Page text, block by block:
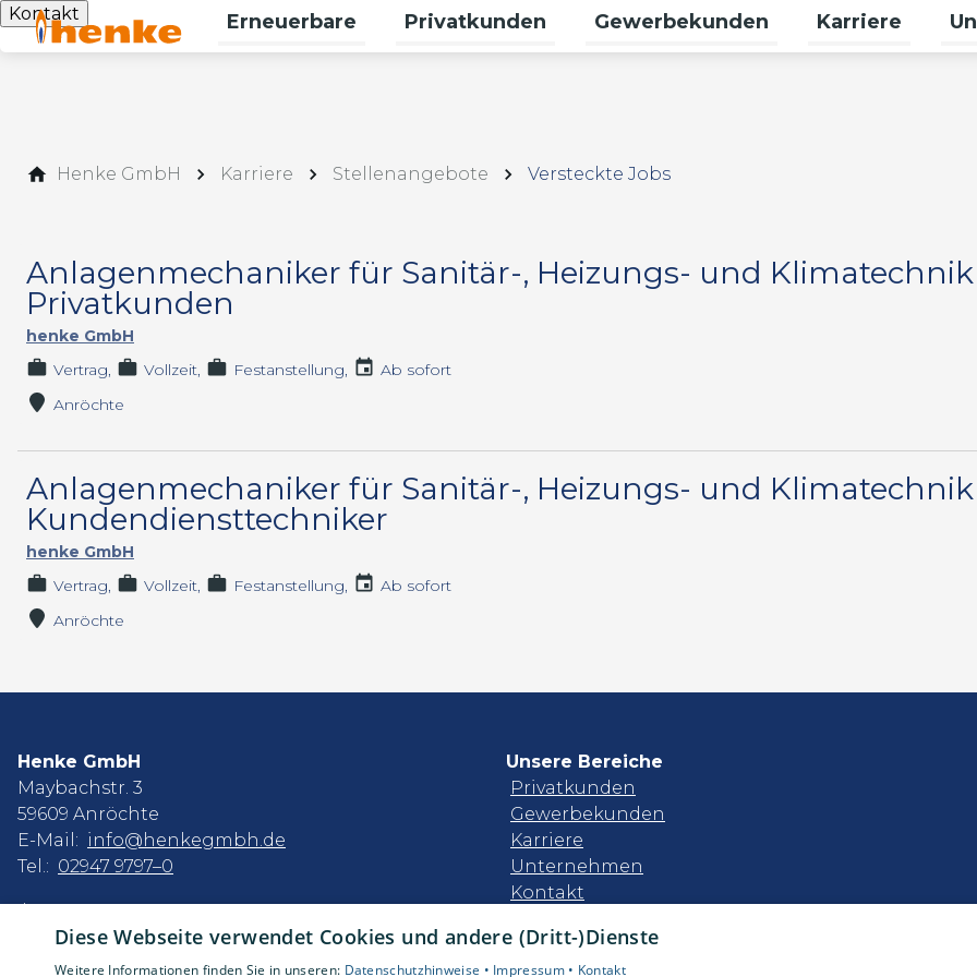
Kontakt Erneuerbare
Untermenü für Erneuerbare umschalten
Privatkunden
Untermenü für Privatkunden
Gewerbekunden
Untermenü für
Karriere
Henke GmbH Karriere Stellenangebote Versteckte Jobs
Anlagenmechaniker für Sanitär-, Heizungs- und Klimatechnik
Privatkunden
henke GmbH
Vertrag
Vollzeit Festanstellung
Ab sofort
Anröchte
Anlagenmechaniker für Sanitär-, Heizungs- und
Kundendiensttechniker
henke GmbH
Vertrag
Vollzeit Festanstellung
Ab sofort
Anröchte
Henke GmbH
Maybachstr. 3
59609 Anröchte
E-Mail: info@henkegmbh.de
Tel.: 02947 9797–0
Impressum
Datenschutzerklärung
AGB
Unsere Bereiche
Privatkunden
Gewerbekunden
Karriere
Unternehmen
Kontakt
Diese Webseite verwendet Cookies und andere (Dritt-)Dienste
Weitere Informationen finden Sie in unseren: Datenschutzhinweise • Impressum • Kontakt